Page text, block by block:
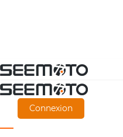
Aller
directement
contenu
Connexion